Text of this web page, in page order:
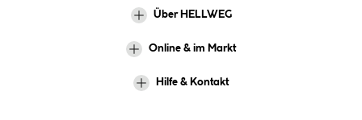
Über HELLWEG
Online & im Markt
Hilfe & Kontakt